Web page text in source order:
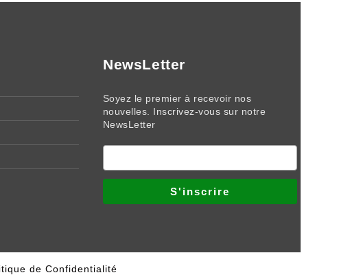
NewsLetter
Soyez le premier à recevoir nos
nouvelles. Inscrivez-vous sur notre
NewsLetter
de Confidentialité